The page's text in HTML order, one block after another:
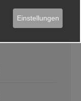
Einstellungen